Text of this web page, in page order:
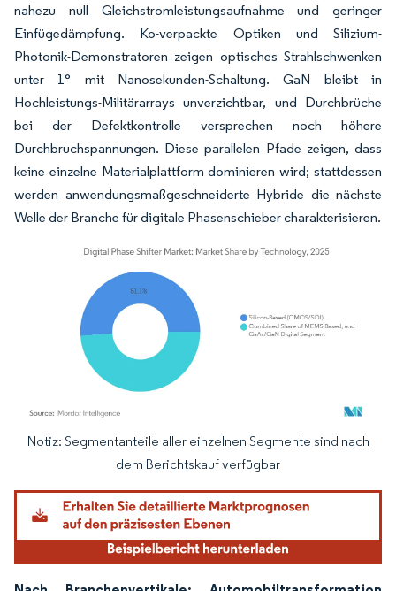
nahezu null Gleichstromleistungsaufnahme und geringer
Einfügedämpfung. Ko-verpackte Optiken und Silizium-
Photonik-Demonstratoren zeigen optisches Strahlschwenken
unter 1° mit Nanosekunden-Schaltung. GaN bleibt in
Hochleistungs-Militärarrays unverzichtbar, und Durchbrüche
bei der Defektkontrolle versprechen noch höhere
Durchbruchspannungen. Diese parallelen Pfade zeigen, dass
keine einzelne Materialplattform dominieren wird; stattdessen
werden anwendungsmaßgeschneiderte Hybride die nächste
Welle der Branche für digitale Phasenschieber charakterisieren.
Bild © Mordor Intelligence. Wiederverwendung erfordert Namensnennung
Notiz: Segmentanteile aller einzelnen Segmente sind nach
dem Berichtskauf verfügbar